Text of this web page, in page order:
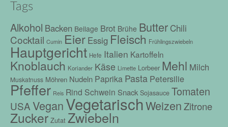
Tags
Alkohol Backen Beilage Brot Brühe Butter Chili
Cocktail Cumin Eier Essig Fleisch Frühlingszwiebeln
Hauptgericht Hefe Italien Kartoffeln
Knoblauch Koriander Käse Limette Lorbeer Mehl Milch
Muskatnuss Möhren Nudeln Paprika Pasta Petersilie
Pfeffer Reis Rind Schwein Snack Sojasauce Tomaten
USA VeganVegetarischWeizenZitrone
Zucker Zutat Zwiebeln